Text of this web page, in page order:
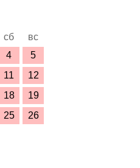
сб
вс
4
5
11
12
18
19
25
26